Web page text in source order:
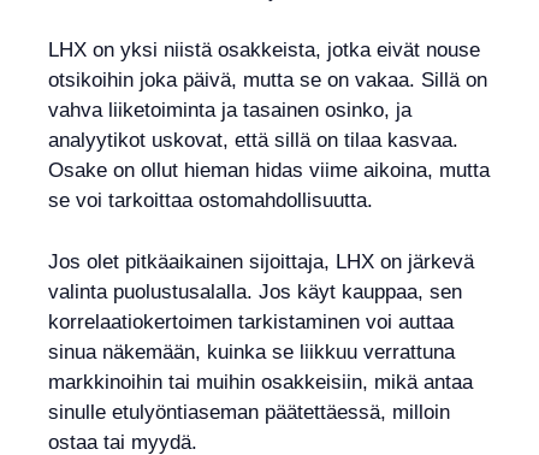
LHX on yksi niistä osakkeista, jotka eivät nouse
otsikoihin joka päivä, mutta se on vakaa. Sillä on
vahva liiketoiminta ja tasainen osinko, ja
analyytikot uskovat, että sillä on tilaa kasvaa.
Osake on ollut hieman hidas viime aikoina, mutta
se voi tarkoittaa ostomahdollisuutta.
Jos olet pitkäaikainen sijoittaja, LHX on järkevä
valinta puolustusalalla. Jos käyt kauppaa, sen
korrelaatiokertoimen tarkistaminen voi auttaa
sinua näkemään, kuinka se liikkuu verrattuna
markkinoihin tai muihin osakkeisiin, mikä antaa
sinulle etulyöntiaseman päätettäessä, milloin
ostaa tai myydä.